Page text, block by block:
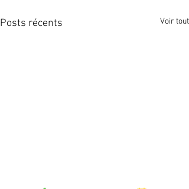
Posts récents Voir tout